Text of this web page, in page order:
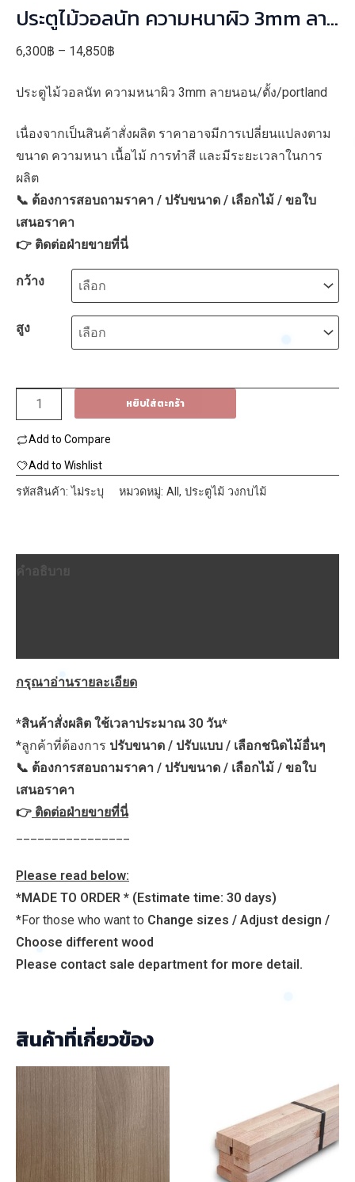
ประตูไม้วอลนัท ความหนาผิว 3mm ลาย
นอน/ตั้ง/portland
6,300฿ – 14,850฿
6,300฿
14,850฿
ประตูไม้วอลนัท ความหนาผิว 3mm ลายนอน/ตั้ง/portland
เนื่องจากเป็นสินค้าสั่งผลิต ราคาอาจมีการเปลี่ยนแปลงตาม
ขนาด ความหนา เนื้อไม้ การทำสี และมีระยะเวลาในการ
ผลิต
📞 ต้องการสอบถามราคา / ปรับขนาด / เลือกไม้ / ขอใบ
เสนอราคา
👉 ติดต่อฝ่ายขายที่นี่
กว้าง
สูง
จำนวน
ประตู
ไม้
วอ
ลนัท
ผิว
3mm
หยิบใส่ตะกร้า
Add to Compare
Add to Wishlist
รหัสสินค้า:ไม่ระบุ หมวดหมู่: All , ประตูไม้ วงกบไม้
คำอธิบาย
กรุณาอ่านรายละเอียด
*สินค้าสั่งผลิต ใช้เวลาประมาณ 30 วัน*
*ลูกค้าที่ต้องการ ปรับขนาด / ปรับแบบ / เลือกชนิดไม้อื่นๆ
📞 ต้องการสอบถามราคา / ปรับขนาด / เลือกไม้ / ขอใบ
เสนอราคา
👉 ติดต่อฝ่ายขายที่นี่
Please read below:
*MADE TO ORDER * (Estimate time: 30 days)
*For those who want to Change sizes / Adjust design /
Choose different wood
Please contact sale department for more detail.
สินค้าที่เกี่ยวข้อง